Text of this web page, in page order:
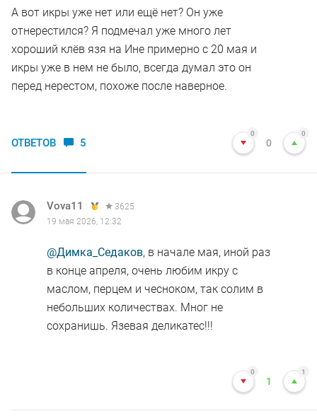
А вот икры уже нет или ещё нет? Он уже
отнерестился? Я подмечал уже много лет
хороший клёв язя на Ине примерно с 20 мая и
икры уже в нем не было, всегда думал это он
перед нерестом, похоже после наверное.
ОТВЕТОВ 5
0
0
0
Vova11
3625
19 мая 2026, 12:32
@Димка_Седаков, в начале мая, иной раз
в конце апреля, очень любим икру с
маслом, перцем и чесноком, так солим в
небольших количествах. Мног не
сохранишь. Язевая деликатес!!!
0
1
1